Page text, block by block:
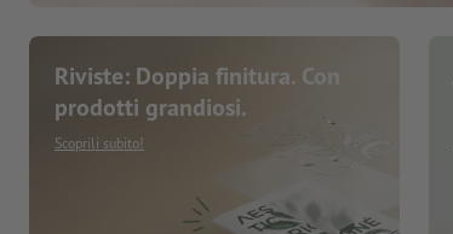
Riviste: Doppia finitura. Con
prodotti grandiosi.
Scoprili subito!